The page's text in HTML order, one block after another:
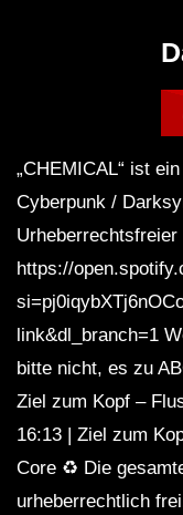
Mix
Mix
Dark
Dark
Mix
„CHEMICAL“ ist
Cyberpunk /
https://
link&dl_branch=1
bitte nicht, es zu
Ziel zum Kopf –
16:13 | Ziel zum
Core ♻️ Die
urheberrechtlich